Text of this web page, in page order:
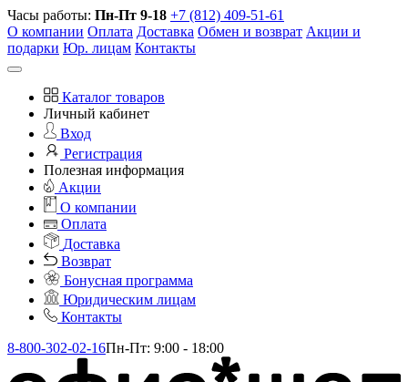
Часы работы: Пн-Пт 9-18 +7 (812) 409-51-61
О компании Оплата Доставка Обмен и возврат Акции и
подарки Юр. лицам Контакты
Каталог товаров
Личный кабинет
Вход
Регистрация
Полезная информация
Акции
О компании
Оплата
Доставка
Возврат
Бонусная программа
Юридическим лицам
Контакты
8-800-302-02-16Пн-Пт: 9:00 - 18:00